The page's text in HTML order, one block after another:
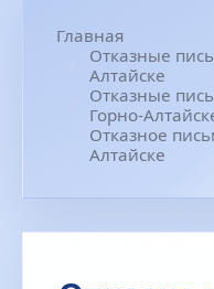
Главная
Отказные
Алтайске
Отказные
Горно-
Отказное
Алтайске